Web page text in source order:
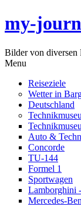
my-
Bilder von diversen
Menu
Reiseziele
Wetter in
Deutschland
Auto &
Concorde
TU-144
Formel 1
Sportwagen
Lamborghini
Mercedes-